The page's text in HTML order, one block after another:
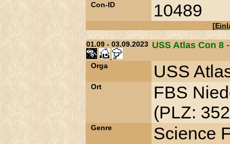
Con-ID 10489
[
01.09 - 03.09.2023 USS Atlas Con 8
Orga USS
Ort
FBS
(PLZ:
Genre Science